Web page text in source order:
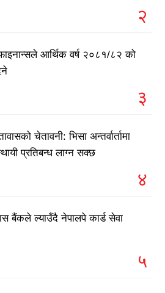
२
आर्थिक वर्ष २०८१/८२ को
३
चेतावनी: भिसा अन्तर्वार्तामा
प्रतिबन्ध लाग्न सक्छ
४
बैंकले ल्याउँदै नेपालपे कार्ड सेवा
५